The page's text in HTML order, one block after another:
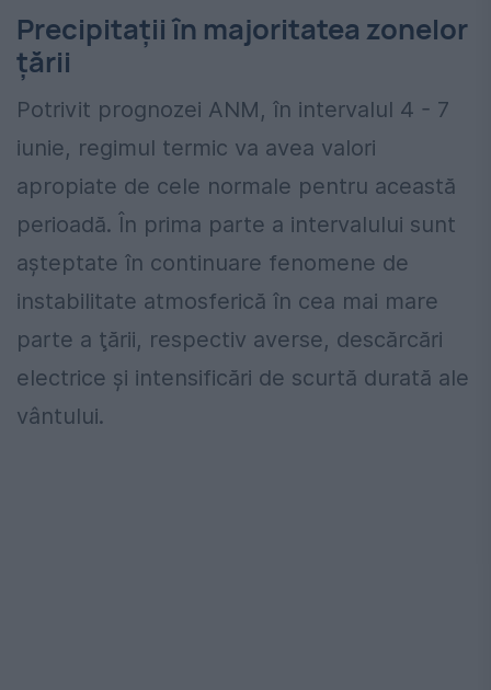
Precipitații în majoritatea zonelor
țării
Potrivit prognozei ANM, în intervalul 4 - 7
iunie, regimul termic va avea valori
apropiate de cele normale pentru această
perioadă. În prima parte a intervalului sunt
aşteptate în continuare fenomene de
instabilitate atmosferică în cea mai mare
parte a ţării, respectiv averse, descărcări
electrice şi intensificări de scurtă durată ale
vântului.